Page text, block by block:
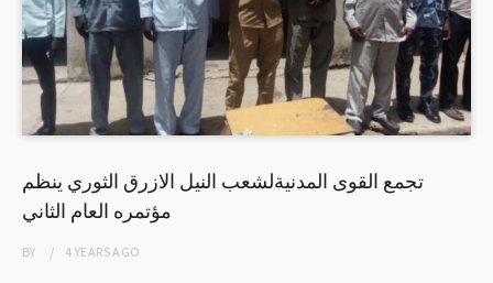
تجمع القوى المدنيةلشعب النيل الازرق الثوري ينظم
مؤتمره العام الثاني
BY 4 YEARSAGO